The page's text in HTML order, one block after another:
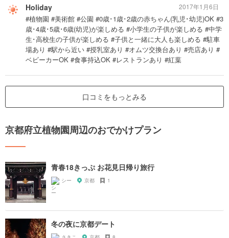
Holiday
#植物園 #美術館 #公園 #0歳･1歳･2歳の赤ちゃん(乳児･幼児)OK #3
歳･4歳･5歳･6歳(幼児)が楽しめる #小学生の子供が楽しめる #中学
生･高校生の子供が楽しめる #子供と一緒に大人も楽しめる #駐車
場あり #駅から近い #授乳室あり #オムツ交換台あり #売店あり #
ベビーカーOK #食事持込OK #レストランあり #紅葉
2017年1月6日
口コミをもっとみる
京都府立植物園周辺のおでかけプラン
青春18きっぷ お花見日帰り旅行
シー 京都 1
冬の夜に京都デート